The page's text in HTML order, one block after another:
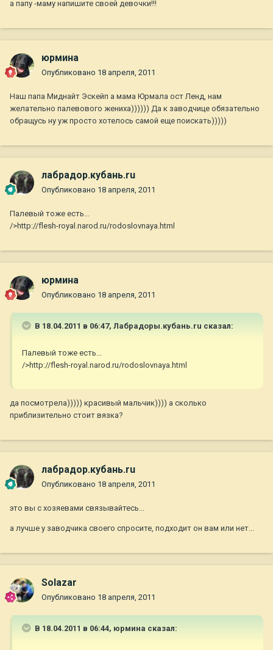
а папу -маму напишите своей девочки!!!
юрмина
Опубликовано 18 апреля, 2011
Наш папа Миднайт Эскейп а мама Юрмала ост Ленд, нам
желательно палевового жениха)))))) Да к заводчице обязательно
обращусь ну уж просто хотелось самой еще поискать)))))
лабрадор.кубань.ru
Опубликовано 18 апреля, 2011
Палевый тоже есть...
/>http://flesh-royal.narod.ru/rodoslovnaya.html
юрмина
Опубликовано 18 апреля, 2011
В 18.04.2011 в 06:47, Лабрадоры.кубань.ru сказал:
Палевый тоже есть...
/>http://flesh-royal.narod.ru/rodoslovnaya.html
да посмотрела))))) красивый мальчик)))) а сколько
приблизительно стоит вязка?
лабрадор.кубань.ru
Опубликовано 18 апреля, 2011
это вы с хозяевами связывайтесь...
а лучше у заводчика своего спросите, подходит он вам или нет...
Solazar
Опубликовано 18 апреля, 2011
В 18.04.2011 в 06:44, юрмина сказал: